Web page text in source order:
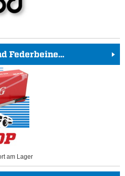
Federbeine...
am Lager